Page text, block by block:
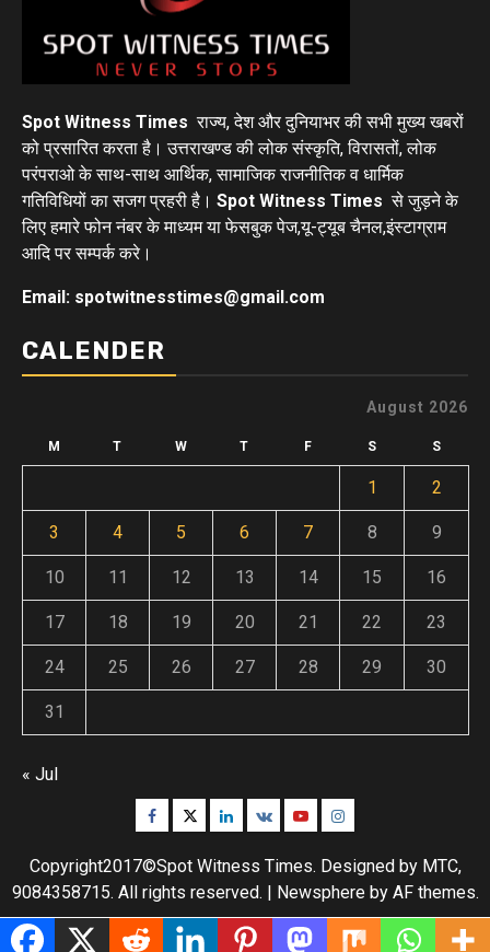
Spot Witness Times राज्य, देश और दुनियाभर की सभी मुख्य खबरों
को प्रसारित करता है। उत्तराखण्ड की लोक संस्कृति, विरासतों, लोक
परंपराओ के साथ-साथ आर्थिक, सामाजिक राजनीतिक व धार्मिक
गतिविधियों का सजग प्रहरी है। Spot Witness Times से जुड़ने के
लिए हमारे फोन नंबर के माध्यम या फेसबुक पेज,यू-ट्यूब चैनल,इंस्टाग्राम
आदि पर सम्पर्क करे।
Email: spotwitnesstimes@gmail.com
CALENDER
August 2026
M T W T F S S
1 2
3 4 5 6 7 8 9
10 11 12 13 14 15 16
17 18 19 20 21 22 23
24 25 26 27 28 29 30
31
« Jul
Facebook
TwitterLinkedin
VK YoutubeInstagram
Copyright2017©Spot Witness Times. Designed by MTC,
9084358715. All rights reserved. | Newsphereby AF themes.